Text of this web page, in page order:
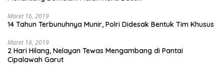
Maret 16, 2019
14 Tahun Terbunuhnya Munir, Polri Didesak Bentuk Tim Khusus
Maret 16, 2019
2 Hari Hilang, Nelayan Tewas Mengambang di Pantai
Cipalawah Garut